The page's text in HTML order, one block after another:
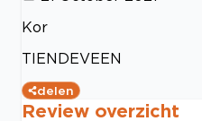
Kor
TIENDEVEEN
delen
Review overzicht